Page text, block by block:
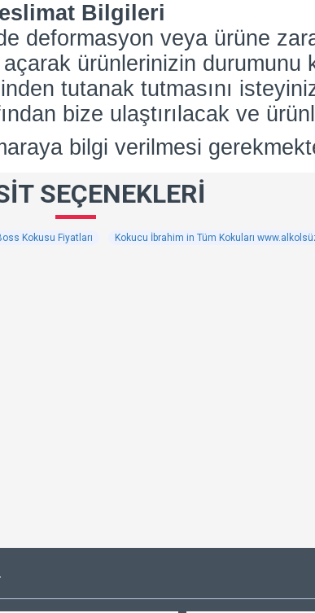
Bilgileri
deformasyon veya ürüne
ürünlerinizin durumunu
tutanak tutmasını
bize ulaştırılacak ve
bilgi verilmesi
SEÇENEKLERI
Kokusu Fiyatları Kokucu İbrahim in Tüm Kokuları